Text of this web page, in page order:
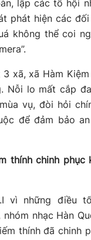
lập các tổ hội
phát hiện các
không thể coi
3 xã, xã Hàm
Nỗi lo mất cắp
vụ, đòi hỏi
để đảm bảo
thính chinh
vì những điều
nhóm nhạc Hàn
thính đã chinh